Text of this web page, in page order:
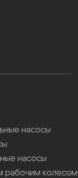
насосы
насосы
рабочим колесом